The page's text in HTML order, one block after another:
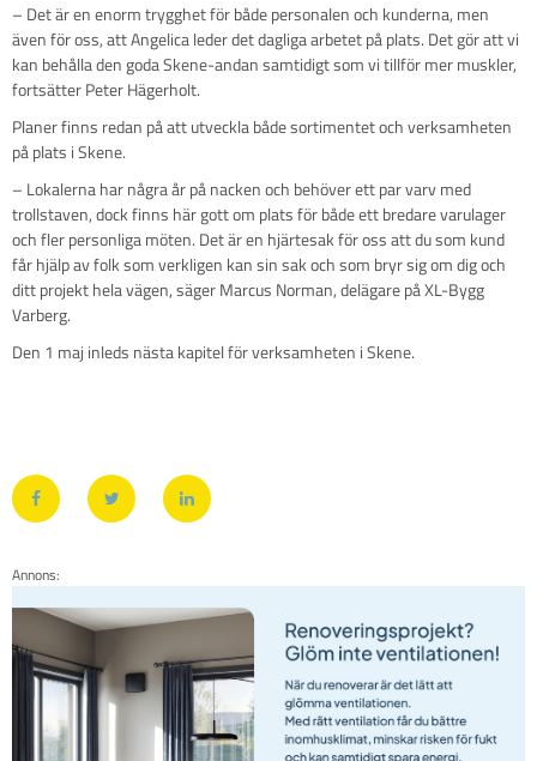
– Det är en enorm trygghet för både personalen och kunderna, men
även för oss, att Angelica leder det dagliga arbetet på plats. Det gör att vi
kan behålla den goda Skene-andan samtidigt som vi tillför mer muskler,
fortsätter Peter Hägerholt.
Planer finns redan på att utveckla både sortimentet och verksamheten
på plats i Skene.
– Lokalerna har några år på nacken och behöver ett par varv med
trollstaven, dock finns här gott om plats för både ett bredare varulager
och fler personliga möten. Det är en hjärtesak för oss att du som kund
får hjälp av folk som verkligen kan sin sak och som bryr sig om dig och
ditt projekt hela vägen, säger Marcus Norman, delägare på XL-Bygg
Varberg.
Den 1 maj inleds nästa kapitel för verksamheten i Skene.
Annons: